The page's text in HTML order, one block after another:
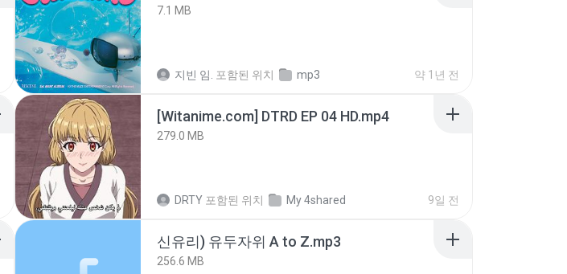
7.1 MB
지빈 임. 포함된 위치 mp3 약 1년 전
[Witanime.com] DTRD EP 04 HD.mp4
279.0 MB
DRTY 포함된 위치 My 4shared 9일 전
신유리) 유두자위 A to Z.mp3
256.6 MB